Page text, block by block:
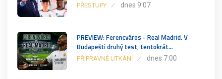
PŘESTUPY dnes 9:07
PREVIEW: Ferencváros - Real Madrid. V
Budapešti druhý test, tentokrát…
PŘÍPRAVNÉ UTKÁNÍ dnes 7:00